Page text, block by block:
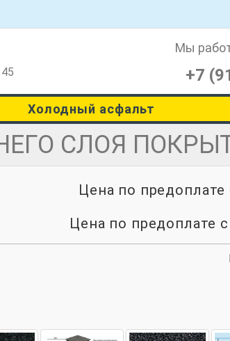
Мы
+7
Холодный асфальт
СЛОЯ
Цена по
Цена по предоплате